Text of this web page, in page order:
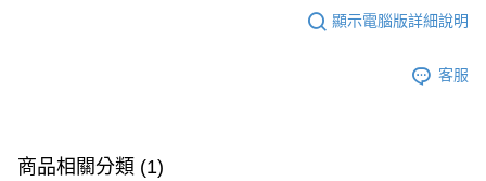
※ 請注意：結帳手續完成當下不需立刻繳費，但若您需要取消訂單，請聯絡
購買商品的店家。未經商家同意取消之訂單仍視為有效，需透過AFTEE先享
※ 交易是否成功請以「AFTEE先享後付 」之結帳頁面顯示為準，若有關於
【注意事項】
１．透過由恩沛科技股份有限公司提供之「AFTEE先享後付」服務完成之交
付款後7-11取貨-重量限制含紙箱10kg，請控制商品重量在9~
顯示電腦版詳細說明
客服
商品相關分類 (1)